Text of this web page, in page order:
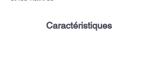
Caractéristiques